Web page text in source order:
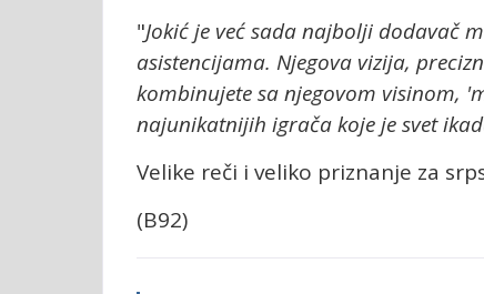
"Jokić je već sada najbolji dodavač
asistencijama. Njegova vizija,
kombinujete sa njegovom visinom,
najunikatnijih igrača koje je svet
Velike reči i veliko priznanje za
(B92)